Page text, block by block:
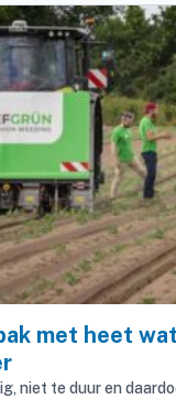
met heet
niet te duur en